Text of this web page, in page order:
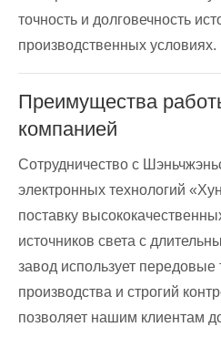
точность и долговечность
производственных условиях.
Преимущества
компанией
Сотрудничество с
электронных технологий
поставку
источников света с
завод использует передовые
производства и строгий
позволяет нашим клиентам